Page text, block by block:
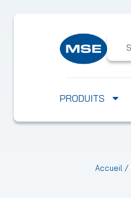
PRODUITS
Accueil /